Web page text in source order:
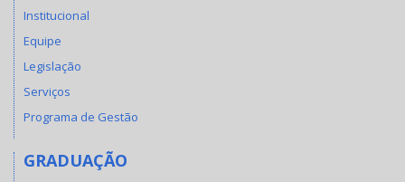
Institucional
Equipe
Legislação
Serviços
Programa de Gestão
GRADUAÇÃO